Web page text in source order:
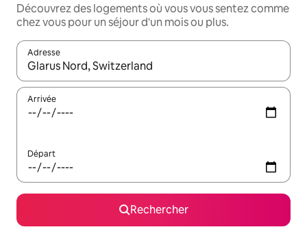
Découvrez des logements où vous vous sentez comme
chez vous pour un séjour d'un mois ou plus.
Adresse
Lorsque les résultats s'affichent, utilisez les flèches vers le
Arrivée
Départ
Rechercher